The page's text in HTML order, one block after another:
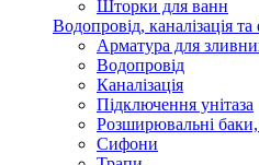
Шторки для ванн
Водопровід, каналізація та
Арматура для
Водопровід
Каналізація
Підключення унітаза
Розширювальні баки,
Сифони